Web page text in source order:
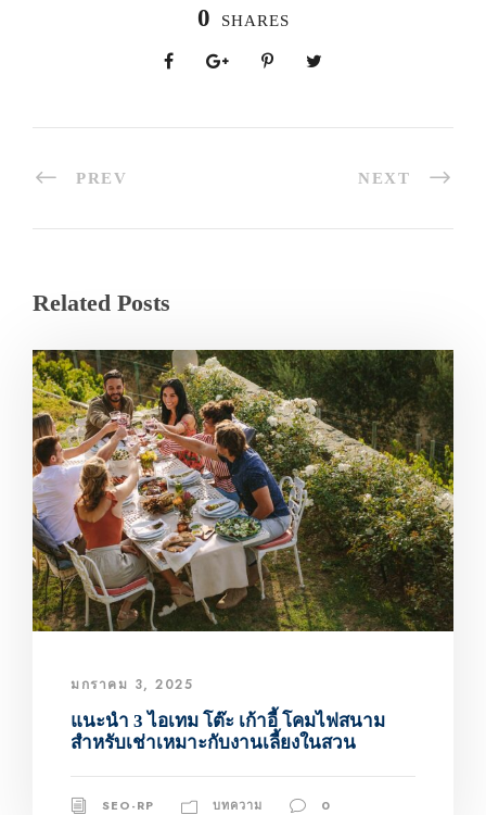
0 SHARES
PREV NEXT
Related Posts
มกราคม 3, 2025
แนะนำ 3 ไอเทม โต๊ะ เก้าอี้ โคมไฟสนาม
สำหรับเช่าเหมาะกับงานเลี้ยงในสวน
SEO-RP บทความ 0